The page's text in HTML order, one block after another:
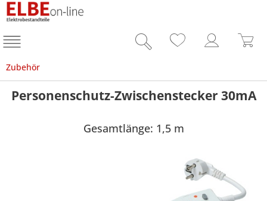
Zubehör
Personenschutz-Zwischenstecker 30mA
Gesamtlänge: 1,5 m